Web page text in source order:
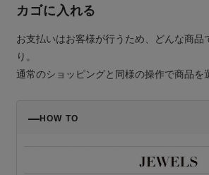
カゴに入れる
お支払いはお客様が行うため、どんな商品
り。
通常のショッピングと同様の操作で商品を
HOW TO